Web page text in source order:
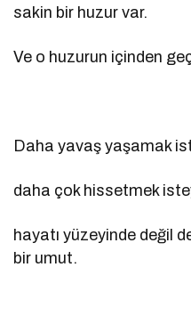
sakin bir huzur var.
Ve o huzurun içinden
Daha yavaş yaşamak
daha çok hissetmek
hayatı yüzeyinde değil
bir umut.